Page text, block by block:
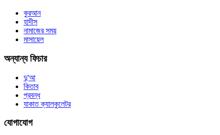
কুরআন
হাদীস
নামাজের সময়
মাসায়েল
অন্যান্য ফিচার
দু'আ
কিতাব
প্রবন্ধ
যাকাত ক্যালকুলেটর
যোগাযোগ